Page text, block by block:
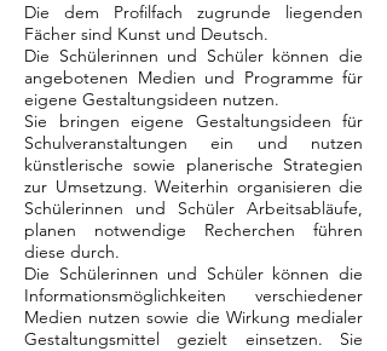
Die dem Profilfach zugrunde liegenden
Fächer sind Kunst und Deutsch.
Die Schülerinnen und Schüler können die
angebotenen Medien und Programme für
eigene Gestaltungsideen nutzen.
Sie bringen eigene Gestaltungsideen für
Schulveranstaltungen ein und nutzen
künstlerische sowie planerische Strategien
zur Umsetzung. Weiterhin organisieren die
Schülerinnen und Schüler Arbeitsabläufe,
planen notwendige Recherchen führen
diese durch.
Die Schülerinnen und Schüler können die
Informationsmöglichkeiten verschiedener
Medien nutzen sowie die Wirkung medialer
Gestaltungsmittel gezielt einsetzen. Sie